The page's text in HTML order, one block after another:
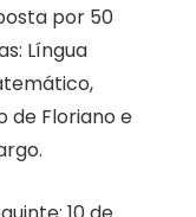
por 50
Língua
de Floriano e